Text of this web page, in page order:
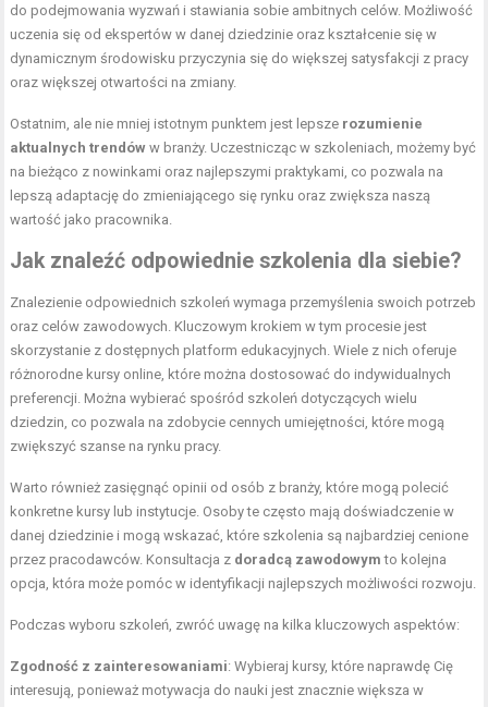
do podejmowania wyzwań i stawiania sobie ambitnych celów. Możliwość
uczenia się od ekspertów w danej dziedzinie oraz kształcenie się w
dynamicznym środowisku przyczynia się do większej satysfakcji z pracy
oraz większej otwartości na zmiany.
Ostatnim, ale nie mniej istotnym punktem jest lepsze rozumienie
aktualnych trendów w branży. Uczestnicząc w szkoleniach, możemy być
na bieżąco z nowinkami oraz najlepszymi praktykami, co pozwala na
lepszą adaptację do zmieniającego się rynku oraz zwiększa naszą
wartość jako pracownika.
Jak znaleźć odpowiednie szkolenia dla siebie?
Znalezienie odpowiednich szkoleń wymaga przemyślenia swoich potrzeb
oraz celów zawodowych. Kluczowym krokiem w tym procesie jest
skorzystanie z dostępnych platform edukacyjnych. Wiele z nich oferuje
różnorodne kursy online, które można dostosować do indywidualnych
preferencji. Można wybierać spośród szkoleń dotyczących wielu
dziedzin, co pozwala na zdobycie cennych umiejętności, które mogą
zwiększyć szanse na rynku pracy.
Warto również zasięgnąć opinii od osób z branży, które mogą polecić
konkretne kursy lub instytucje. Osoby te często mają doświadczenie w
danej dziedzinie i mogą wskazać, które szkolenia są najbardziej cenione
przez pracodawców. Konsultacja z doradcą zawodowym to kolejna
opcja, która może pomóc w identyfikacji najlepszych możliwości rozwoju.
Podczas wyboru szkoleń, zwróć uwagę na kilka kluczowych aspektów:
Zgodność z zainteresowaniami: Wybieraj kursy, które naprawdę Cię
interesują, ponieważ motywacja do nauki jest znacznie większa w